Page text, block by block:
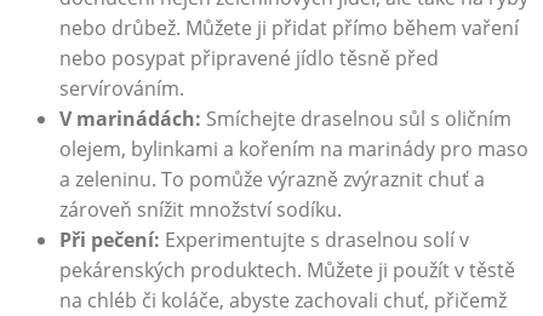
nebo drůbež. Můžete ji přidat přímo během vaření
nebo posypat připravené jídlo těsně před
servírováním.
V marinádách: Smíchejte draselnou sůl s oličním
olejem, bylinkami a kořením na marinády pro maso
a zeleninu. To pomůže výrazně zvýraznit chuť a
zároveň snížit množství sodíku.
Při pečení: Experimentujte s draselnou solí v
pekárenských produktech. Můžete ji použít v těstě
na chléb či koláče, abyste zachovali chuť, přičemž